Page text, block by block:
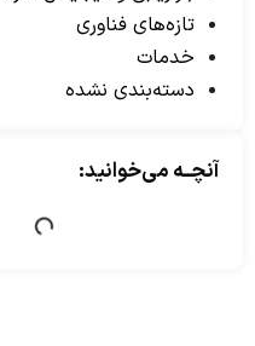
تازه‌های فناوری
خدمات
دسته‌بندی نشده
آنچــه می‌خوانید: